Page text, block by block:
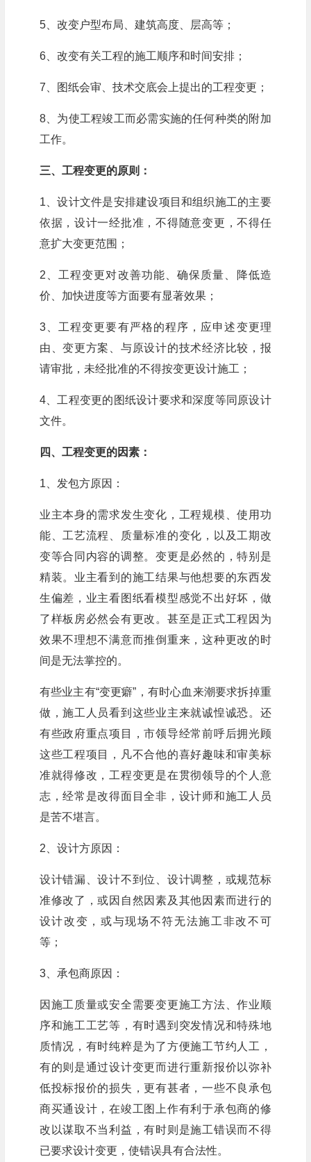
5、改变户型布局、建筑高度、层高等；
6、改变有关工程的施工顺序和时间安排；
7、图纸会审、技术交底会上提出的工程变更；
8、为使工程竣工而必需实施的任何种类的附加
工作。
三、工程变更的原则：
1、设计文件是安排建设项目和组织施工的主要
依据，设计一经批准，不得随意变更，不得任
意扩大变更范围；
2、工程变更对改善功能、确保质量、降低造
价、加快进度等方面要有显著效果；
3、工程变更要有严格的程序，应申述变更理
由、变更方案、与原设计的技术经济比较，报
请审批，未经批准的不得按变更设计施工；
4、工程变更的图纸设计要求和深度等同原设计
文件。
四、工程变更的因素：
1、发包方原因：
业主本身的需求发生变化，工程规模、使用功
能、工艺流程、质量标准的变化，以及工期改
变等合同内容的调整。变更是必然的，特别是
精装。业主看到的施工结果与他想要的东西发
生偏差，业主看图纸看模型感觉不出好坏，做
了样板房必然会有更改。甚至是正式工程因为
效果不理想不满意而推倒重来，这种更改的时
间是无法掌控的。
有些业主有“变更癖”，有时心血来潮要求拆掉重
做，施工人员看到这些业主来就诚惶诚恐。还
有些政府重点项目，市领导经常前呼后拥光顾
这些工程项目，凡不合他的喜好趣味和审美标
准就得修改，工程变更是在贯彻领导的个人意
志，经常是改得面目全非，设计师和施工人员
是苦不堪言。
2、设计方原因：
设计错漏、设计不到位、设计调整，或规范标
准修改了，或因自然因素及其他因素而进行的
设计改变，或与现场不符无法施工非改不可
等；
3、承包商原因：
因施工质量或安全需要变更施工方法、作业顺
序和施工工艺等，有时遇到突发情况和特殊地
质情况，有时纯粹是为了方便施工节约人工，
有的则是通过设计变更而进行重新报价以弥补
低投标报价的损失，更有甚者，一些不良承包
商买通设计，在竣工图上作有利于承包商的修
改以谋取不当利益，有时则是施工错误而不得
已要求设计变更，使错误具有合法性。